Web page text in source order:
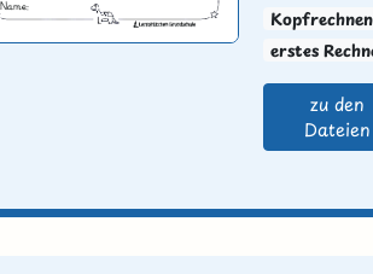
Kopfrechnen
erstes
zu den
Dateien